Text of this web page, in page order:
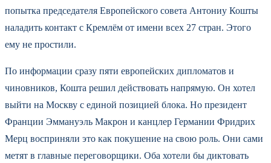
попытка председателя Европейского совета Антониу Кошты
наладить контакт с Кремлём от имени всех 27 стран. Этого
ему не простили.
По информации сразу пяти европейских дипломатов и
чиновников, Кошта решил действовать напрямую. Он хотел
выйти на Москву с единой позицией блока. Но президент
Франции Эммануэль Макрон и канцлер Германии Фридрих
Мерц восприняли это как покушение на свою роль. Они сами
метят в главные переговорщики. Оба хотели бы диктовать